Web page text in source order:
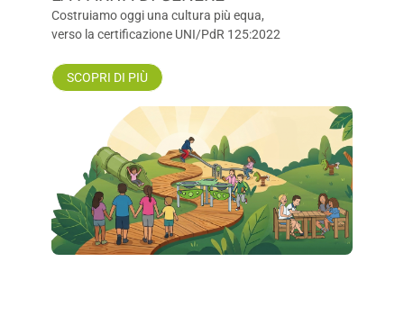
Costruiamo oggi una cultura più equa,
verso la certificazione UNI/PdR 125:2022
SCOPRI DI PIÙ